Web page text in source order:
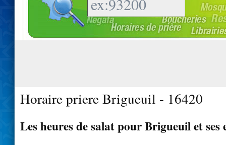
Horaire priere Brigueuil - 16420
Les heures de salat pour Brigueuil et ses